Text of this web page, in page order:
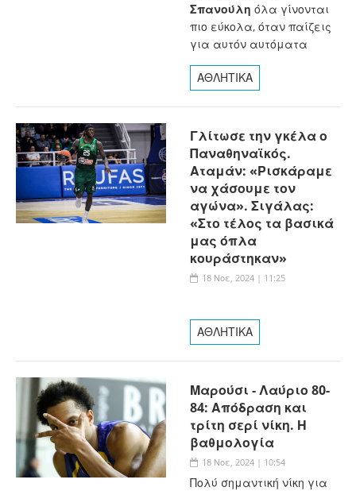
Σπανούλη όλα γίνονται
πιο εύκολα, όταν παίζεις
για αυτόν αυτόματα
ΑΘΛΗΤΙΚΑ
Γλίτωσε την γκέλα ο
Παναθηναϊκός.
Αταμάν: «Ρισκάραμε
να χάσουμε τον
αγώνα». Σιγάλας:
«Στο τέλος τα βασικά
μας όπλα
κουράστηκαν»
18 Νοε, 2024 | 11:25
ΑΘΛΗΤΙΚΑ
Μαρούσι - Λαύριο 80-
84: Απόδραση και
τρίτη σερί νίκη. Η
βαθμολογία
18 Νοε, 2024 | 10:54
Πολύ σημαντική νίκη για